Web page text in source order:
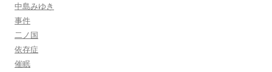
中島みゆき
事件
二ノ国
依存症
催眠